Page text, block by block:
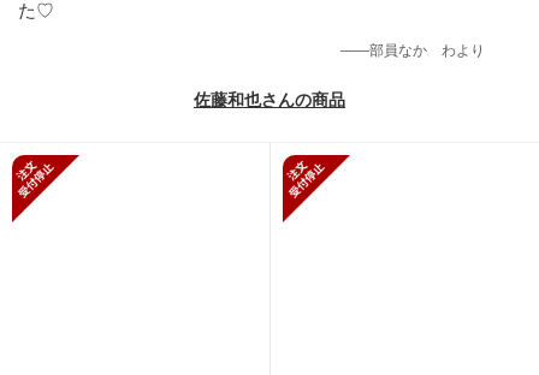
た♡
——部員なかゞわより
佐藤和也さんの商品